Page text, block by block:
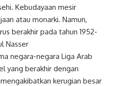
Kebudayaan mesir
atau monarki. Namun,
berakhir pada tahun 1952-
Nasser
negara-negara Liga Arab
yang berakhir dengan
kerugian besar